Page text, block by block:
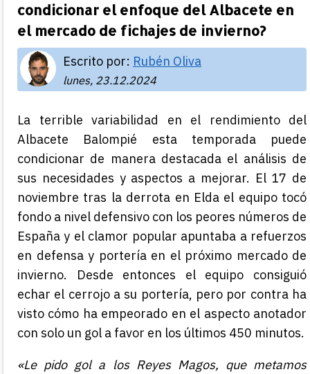
condicionar el enfoque del Albacete en
el mercado de fichajes de invierno?
Escrito por: Rubén Oliva
lunes, 23.12.2024
La terrible variabilidad en el rendimiento del
Albacete Balompié esta temporada puede
condicionar de manera destacada el análisis de
sus necesidades y aspectos a mejorar. El 17 de
noviembre tras la derrota en Elda el equipo tocó
fondo a nivel defensivo con los peores números de
España y el clamor popular apuntaba a refuerzos
en defensa y portería en el próximo mercado de
invierno. Desde entonces el equipo consiguió
echar el cerrojo a su portería, pero por contra ha
visto cómo ha empeorado en el aspecto anotador
con solo un gol a favor en los últimos 450 minutos.
«Le pido gol a los Reyes Magos, que metamos